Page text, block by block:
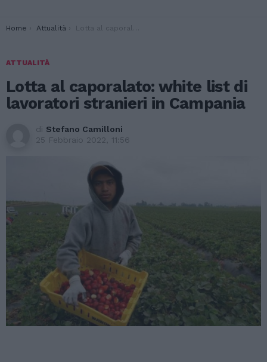
You are here:
Home Attualità Lotta al caporalato: white list di lavoratori stranieri in Campania
ATTUALITÀ
Lotta al caporalato: white list di
lavoratori stranieri in Campania
di Stefano Camilloni
25 Febbraio 2022, 11:56